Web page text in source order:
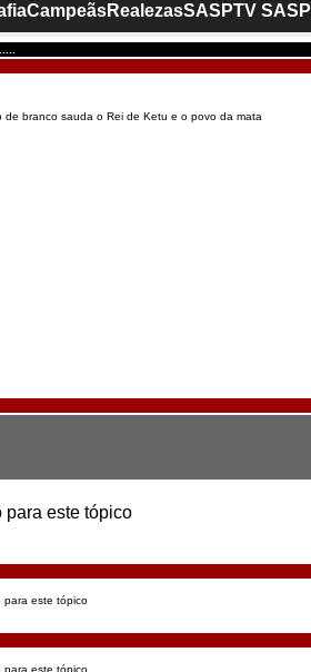
CampeãsRealezasSASPTV SASP
de branco sauda o Rei de Ketu e o povo da mata
para este tópico
para este tópico
para este tópico